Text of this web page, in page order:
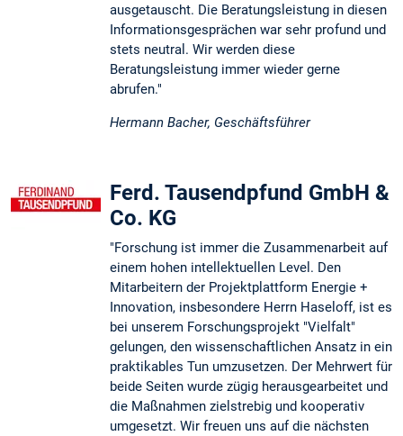
ausgetauscht. Die Beratungsleistung in diesen
Informationsgesprächen war sehr profund und
stets neutral. Wir werden diese
Beratungsleistung immer wieder gerne
abrufen."
Hermann Bacher, Geschäftsführer
Ferd. Tausendpfund GmbH &
Co. KG
"Forschung ist immer die Zusammenarbeit auf
einem hohen intellektuellen Level. Den
Mitarbeitern der Projektplattform Energie +
Innovation, insbesondere Herrn Haseloff, ist es
bei unserem Forschungsprojekt "Vielfalt"
gelungen, den wissenschaftlichen Ansatz in ein
praktikables Tun umzusetzen. Der Mehrwert für
beide Seiten wurde zügig herausgearbeitet und
die Maßnahmen zielstrebig und kooperativ
umgesetzt. Wir freuen uns auf die nächsten